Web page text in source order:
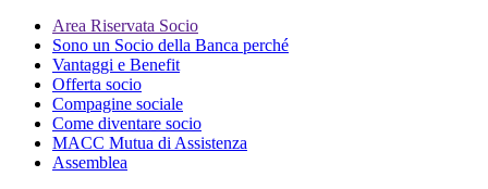
Area Riservata Socio
Sono un Socio della Banca perché
Vantaggi e Benefit
Offerta socio
Compagine sociale
Come diventare socio
MACC Mutua di Assistenza
Assemblea